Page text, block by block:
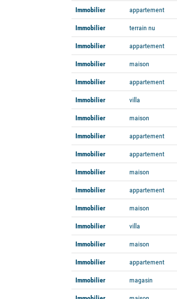
Immobilier appartement
Immobilier terrain nu
Immobilier appartement
Immobilier maison
Immobilier appartement
Immobilier villa
Immobilier maison
Immobilier appartement
Immobilier appartement
Immobilier maison
Immobilier appartement
Immobilier maison
Immobilier villa
Immobilier maison
Immobilier appartement
Immobilier magasin